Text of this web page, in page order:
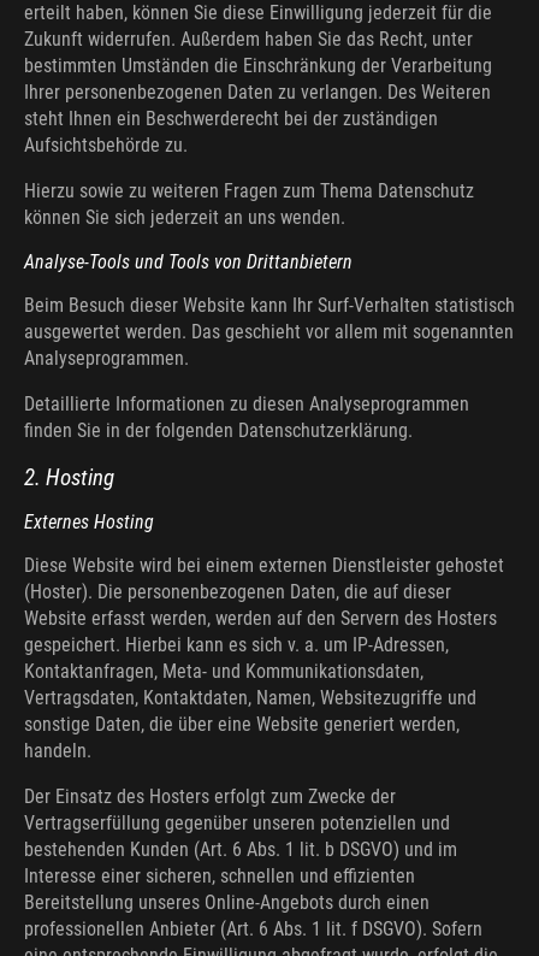
erteilt haben, können Sie diese Einwilligung jederzeit für die
Zukunft widerrufen. Außerdem haben Sie das Recht, unter
bestimmten Umständen die Einschränkung der Verarbeitung
Ihrer personenbezogenen Daten zu verlangen. Des Weiteren
steht Ihnen ein Beschwerderecht bei der zuständigen
Aufsichtsbehörde zu.
Hierzu sowie zu weiteren Fragen zum Thema Datenschutz
können Sie sich jederzeit an uns wenden.
Analyse-Tools und Tools von Dritt­anbietern
Beim Besuch dieser Website kann Ihr Surf-Verhalten statistisch
ausgewertet werden. Das geschieht vor allem mit sogenannten
Analyseprogrammen.
Detaillierte Informationen zu diesen Analyseprogrammen
finden Sie in der folgenden Datenschutzerklärung.
2. Hosting
Externes Hosting
Diese Website wird bei einem externen Dienstleister gehostet
(Hoster). Die personenbezogenen Daten, die auf dieser
Website erfasst werden, werden auf den Servern des Hosters
gespeichert. Hierbei kann es sich v. a. um IP-Adressen,
Kontaktanfragen, Meta- und Kommunikationsdaten,
Vertragsdaten, Kontaktdaten, Namen, Websitezugriffe und
sonstige Daten, die über eine Website generiert werden,
handeln.
Der Einsatz des Hosters erfolgt zum Zwecke der
Vertragserfüllung gegenüber unseren potenziellen und
bestehenden Kunden (Art. 6 Abs. 1 lit. b DSGVO) und im
Interesse einer sicheren, schnellen und effizienten
Bereitstellung unseres Online-Angebots durch einen
professionellen Anbieter (Art. 6 Abs. 1 lit. f DSGVO). Sofern